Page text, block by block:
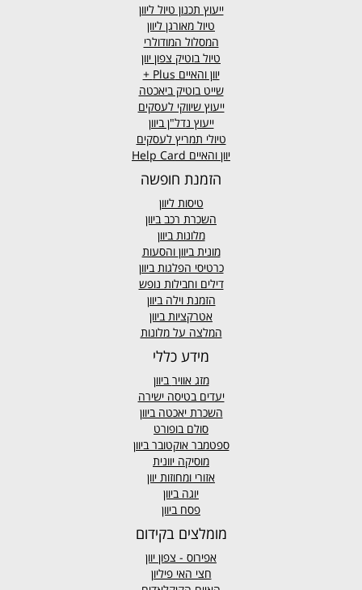
ייעוץ תכנון טיול ליוון
טיול מאורגן ליוון
המסלול המודולרי
טיול בוטיק צפון יוון
יוון והאיים Plus +
שייט בוטיק ביאכטה
ייעוץ שיווקי לעסקים
ייעוץ נדל"ן ביוון
טיולי תמריץ לעסקים
יוון והאיים Help Card
הזמנת חופשה
טיסות ליוון
השכרת רכב ביוון
מלונות ביוון
מונית ביוון והסעות
כרטיסי הפלגות ביוון
דילים וחבילות נופש
הזמנת וילה ביוון
אטרקציות ביוון
המלצה על מלונות
מידע כללי
מזג אוויר ביוון
יעדים בטיסה ישירה
השכרת יאכטה ביוון
סולם בופורט
ספטמבר אוקטובר ביוון
מוסיקה יוונית
אזורי ומחוזות יוון
יוגה ביוון
פסח ביוון
מומלצים בקידום
אפירוס - צפון יוון
חצי האי פיליון